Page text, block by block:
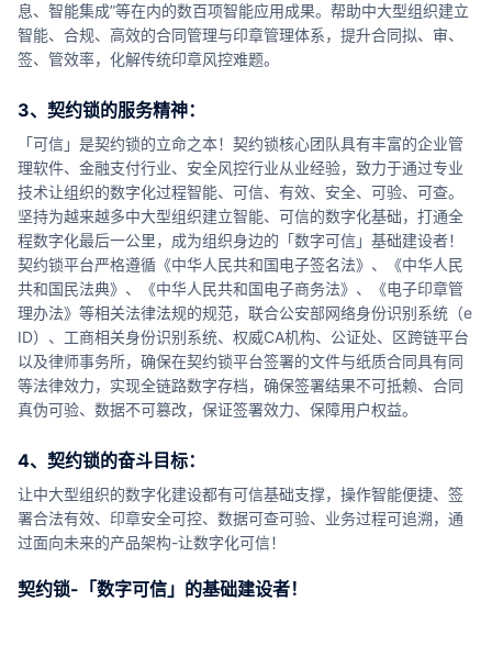
息、智能集成”等在内的数百项智能应用成果。帮助中大型组织建立
智能、合规、高效的合同管理与印章管理体系，提升合同拟、审、
签、管效率，化解传统印章风控难题。
3、契约锁的服务精神：
「可信」是契约锁的立命之本！契约锁核心团队具有丰富的企业管
理软件、金融支付行业、安全风控行业从业经验，致力于通过专业
技术让组织的数字化过程智能、可信、有效、安全、可验、可查。
坚持为越来越多中大型组织建立智能、可信的数字化基础，打通全
程数字化最后一公里，成为组织身边的「数字可信」基础建设者！
契约锁平台严格遵循《中华人民共和国电子签名法》、《中华人民
共和国民法典》、《中华人民共和国电子商务法》、《电子印章管
理办法》等相关法律法规的规范，联合公安部网络身份识别系统（e
ID）、工商相关身份识别系统、权威CA机构、公证处、区跨链平台
以及律师事务所，确保在契约锁平台签署的文件与纸质合同具有同
等法律效力，实现全链路数字存档，确保签署结果不可抵赖、合同
真伪可验、数据不可篡改，保证签署效力、保障用户权益。
4、契约锁的奋斗目标：
让中大型组织的数字化建设都有可信基础支撑，操作智能便捷、签
署合法有效、印章安全可控、数据可查可验、业务过程可追溯，通
过面向未来的产品架构-让数字化可信！
契约锁-「数字可信」的基础建设者！